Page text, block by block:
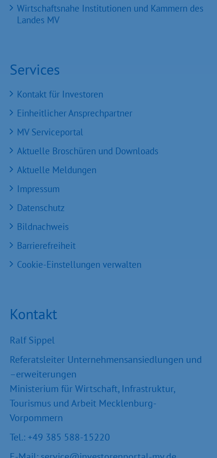
Wirtschaftsnahe Institutionen und Kammern des
Landes MV
Services
Kontakt für Investoren
Einheitlicher Ansprechpartner
MV Serviceportal
Aktuelle Broschüren und Downloads
Aktuelle Meldungen
Impressum
Datenschutz
Bildnachweis
Barrierefreiheit
Cookie-Einstellungen verwalten
Kontakt
Ralf Sippel
Referatsleiter Unternehmensansiedlungen und
–erweiterungen
Ministerium für Wirtschaft, Infrastruktur,
Tourismus und Arbeit Mecklenburg-
Vorpommern
Tel.: +49 385 588-15220